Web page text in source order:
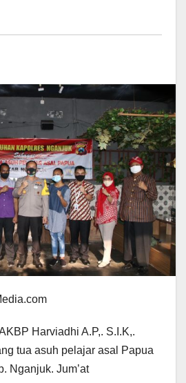
Harviadhi A.P,. S.I.K,.
tua asuh pelajar asal Papua
Nganjuk. Jum’at